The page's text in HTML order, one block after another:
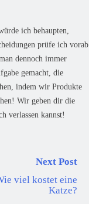
ich behaupten,
prüfe ich vorab
dennoch immer
gemacht, die
indem wir Produkte
Wir geben dir die
verlassen kannst!
Next Post
viel kostet eine
Katze?